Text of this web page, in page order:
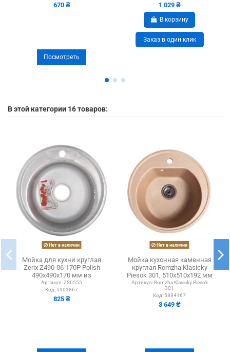
670 ₴
Посмотреть
1 029 ₴
В корзину
Заказ в один клик
В этой категории 16 товаров:
Нет в наличии
Мойка для кухни круглая
Zerix Z490-06-170P Polish
490x490x170 мм из
нержавеющей стали
Артикул:ZS0555
Код: 5901867
825 ₴
Нет в наличии
Мойка кухонная каменная
круглая Romzha Klasicky
Piesok 301, 510x510x192 мм
Артикул: Romzha Klasicky Piesok
301
Код: 5884167
3 649 ₴